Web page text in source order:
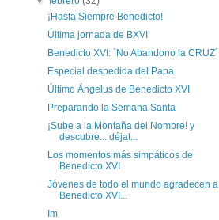
¡Hasta Siempre Benedicto!
Última jornada de BXVI
Benedicto XVI: `No Abandono la CRUZ´
Especial despedida del Papa
Último Ángelus de Benedicto XVI
Preparando la Semana Santa
¡Sube a la Montaña del Nombre! y
descubre... déjat...
Los momentos más simpáticos de
Benedicto XVI
Jóvenes de todo el mundo agradecen a
Benedicto XVI...
Im